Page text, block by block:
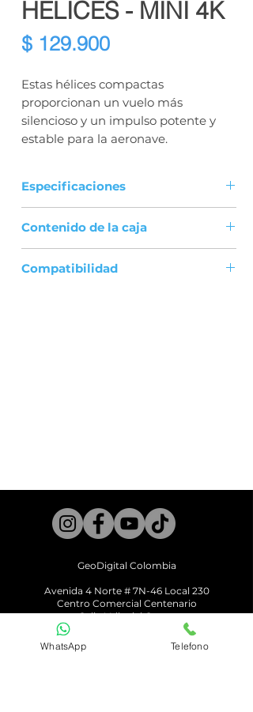
HELICES - MINI 4K
$ 129.900Precio
Estas hélices compactas
proporcionan un vuelo más
silencioso y un impulso potente y
estable para la aeronave.
Especificaciones
mm (4.7 × 2.6 pulgadas)
Peso: 0.5 g cada uno
Contenido de la caja
Compatibilidad
GeoDigital Colombia
Avenida 4 Norte # 7N-46 Local 230
Centro Comercial Centenario
Cali - Valle del Cauca
Lunes a Viernes 10am a 6pm
WhatsApp Telefono